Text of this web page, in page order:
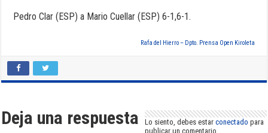
Pedro Clar (ESP) a Mario Cuellar (ESP) 6-1,6-1.
Rafa del Hierro – Dpto. Prensa Open Kiroleta
Deja una respuesta Lo siento, debes estarconectado para
publicar un comentario.